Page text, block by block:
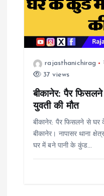
a
rajasthanichirag
37 views
बीकानेर: पैर
युवती की मौत
बीकानेर: पैर फिसलने से घर
बीकानेर। नापासर थाना
घर में बने पानी के कुंड…